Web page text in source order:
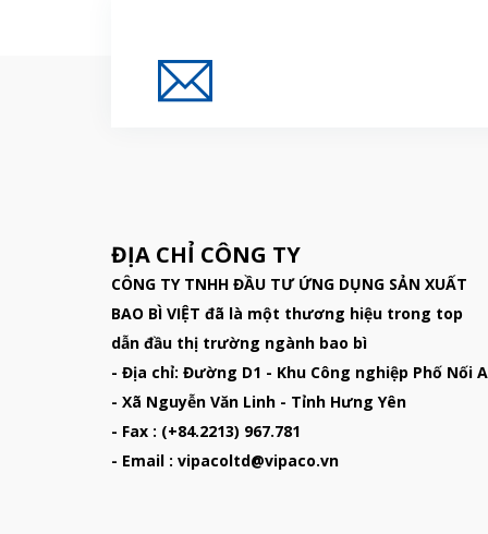
ĐỊA CHỈ CÔNG TY
CÔNG TY TNHH ĐẦU TƯ ỨNG DỤNG SẢN XUẤT
BAO BÌ VIỆT đã là một thương hiệu trong top
dẫn đầu thị trường ngành bao bì
- Địa chỉ: Đường D1 - Khu Công nghiệp Phố Nối A
- Xã Nguyễn Văn Linh - Tỉnh Hưng Yên
- Fax : (+84.2213) 967.781
- Email : vipacoltd@vipaco.vn